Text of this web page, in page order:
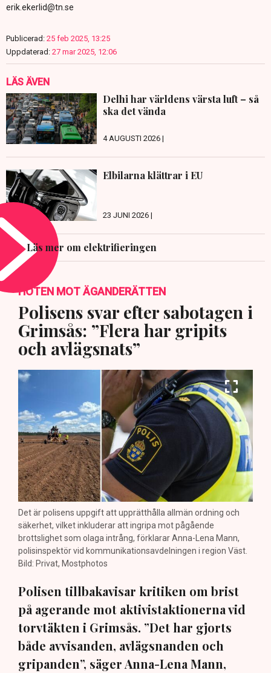
erik.ekerlid@tn.se
Publicerad: 25 feb 2025, 13:25
Uppdaterad: 27 mar 2025, 12:06
LÄS ÄVEN
Delhi har världens värsta luft – så
ska det vända
4 AUGUSTI 2026 |
Elbilarna klättrar i EU
23 JUNI 2026 |
Läs mer om elektrifieringen
HOTEN MOT ÄGANDERÄTTEN
Polisens svar efter sabotagen i
Grimsås: ”Flera har gripits
och avlägsnats”
Det är polisens uppgift att upprätthålla allmän ordning och
säkerhet, vilket inkluderar att ingripa mot pågående
brottslighet som olaga intrång, förklarar Anna-Lena Mann,
polisinspektör vid kommunikationsavdelningen i region Väst.
Bild: Privat, Mostphotos
Polisen tillbakavisar kritiken om brist
på agerande mot aktivistaktionerna vid
torvtäkten i Grimsås. ”Det har gjorts
både avvisanden, avlägsnanden och
gripanden”, säger Anna-Lena Mann,